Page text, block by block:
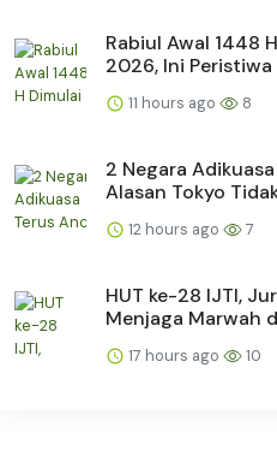
Rabiul Awal 1448
2026, Ini Peristiwa
11 hours ago 8
2 Negara
Alasan Tokyo
12 hours ago 7
HUT ke-28 IJTI,
Menjaga Marwah
17 hours ago 10